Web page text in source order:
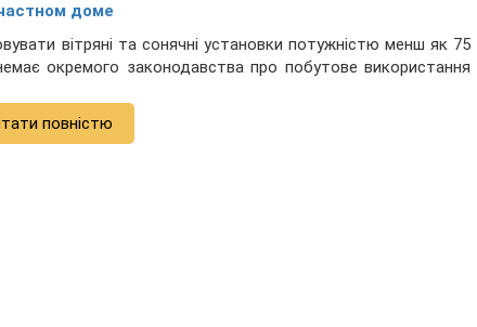
доме
вітряні та сонячні установки потужністю менш як 75
окремого законодавства про побутове використання
повністю